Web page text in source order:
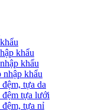
khẩu
khẩu
nhập khẩu
tựa da
đệm tựa lưới
đệm, tựa nỉ